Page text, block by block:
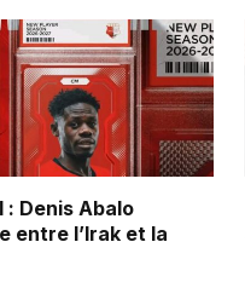
: Denis Abalo
entre l’Irak et la